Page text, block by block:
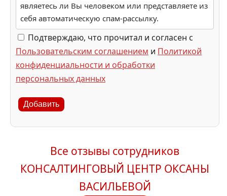
являетесь ли Вы человеком или представляете из
себя автоматическую спам-рассылку.
Подтверждаю, что прочитал и согласен с
Пользовательским соглашением и Политикой
конфиденциальности и обработки
персональных данных
Добавить
Все отзывы сотрудников
КОНСАЛТИНГОВЫЙ ЦЕНТР ОКСАНЫ
ВАСИЛЬЕВОЙ